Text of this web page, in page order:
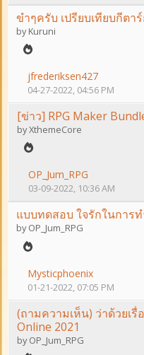
ขำๆครับ เปรียบเทียบกีตา
byKuruni
jfrederiksen427
04-27-2022, 04:56 PM
[ข่าว] RPG Maker
byXthemeCore
OP_Jum_RPG
03-09-2022, 10:36 AM
แบบทดสอบ ใจรักในการท
byOP_Jum_RPG
Mysticphoenix
01-21-2022, 07:05 PM
(ถามความเห็น) ว่าด้วยเ
Online 2021
byOP_Jum_RPG